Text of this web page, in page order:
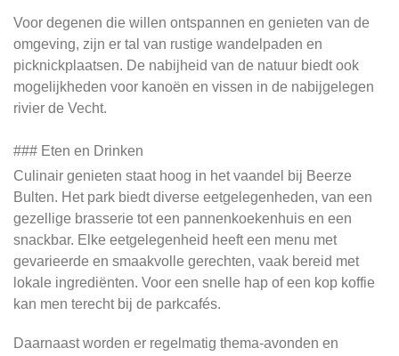
Voor degenen die willen ontspannen en genieten van de
omgeving, zijn er tal van rustige wandelpaden en
picknickplaatsen. De nabijheid van de natuur biedt ook
mogelijkheden voor kanoën en vissen in de nabijgelegen
rivier de Vecht.
### Eten en Drinken
Culinair genieten staat hoog in het vaandel bij Beerze
Bulten. Het park biedt diverse eetgelegenheden, van een
gezellige brasserie tot een pannenkoekenhuis en een
snackbar. Elke eetgelegenheid heeft een menu met
gevarieerde en smaakvolle gerechten, vaak bereid met
lokale ingrediënten. Voor een snelle hap of een kop koffie
kan men terecht bij de parkcafés.
Daarnaast worden er regelmatig thema-avonden en